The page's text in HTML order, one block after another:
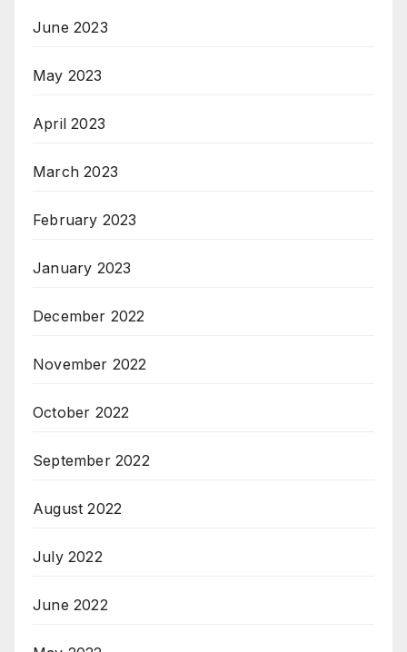
June 2023
May 2023
April 2023
March 2023
February 2023
January 2023
December 2022
November 2022
October 2022
September 2022
August 2022
July 2022
June 2022